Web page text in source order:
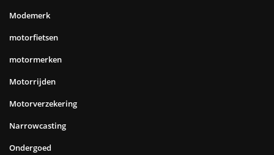
Modemerk
motorfietsen
motormerken
Motorrijden
Motorverzekering
Narrowcasting
Ondergoed